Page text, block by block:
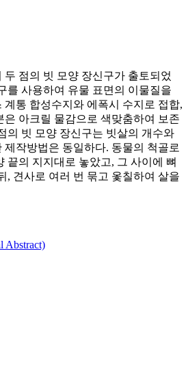
두 점의 빗 모양 장신구가 출토되었
를 사용하여 유물 표면의 이물질을
통 합성수지와 에폭시 수지로 접합,
은 아크릴 물감으로 색맞춤하여 보존
의 빗 모양 장신구는 빗살의 개수와
제작방법은 동일하다. 동물의 척골로
끝의 지지대로 놓았고, 그 사이에 뼈
, 견사로 여러 번 묶고 옻칠하여 살을
Abstract)